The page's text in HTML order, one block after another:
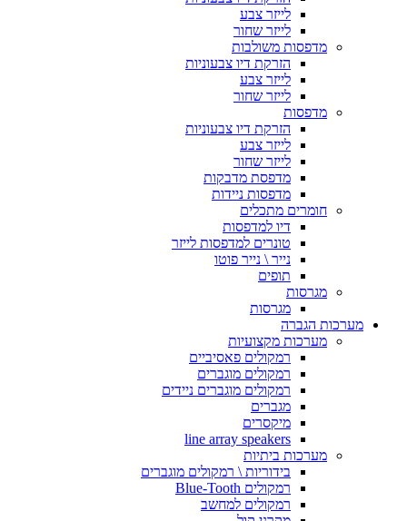
לייזר צבע
לייזר שחור
מדפסות משולבות
הזרקת דיו צבעוניות
לייזר צבע
לייזר שחור
מדפסות
הזרקת דיו צבעוניות
לייזר צבע
לייזר שחור
מדפסת מדבקות
מדפסות ניידות
חומרים מתכלים
דיו למדפסות
טונרים למדפסות לייזר
נייר \ נייר פוטו
תופים
מגרסות
מגרסות
מערכות הגברה
מערכות מקצועיות
רמקולים פאסיביים
רמקולים מוגברים
רמקולים מוגברים ניידים
מגברים
מיקסרים
line array speakers
מערכות ביתיות
בידוריות \ רמקולים מוגברים
רמקולים Blue-Tooth
רמקולים למחשב